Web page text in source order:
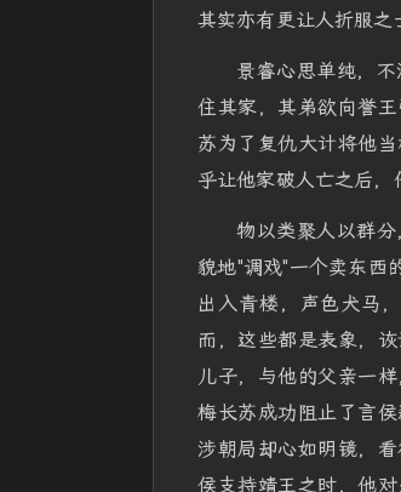
其实亦有更让人折服之
景睿心思单纯，
住其家，其弟欲向誉
苏为了复仇大计将他
乎让他家破人亡之后，
物以类聚人以群
貌地"调戏"一个卖东西
出入青楼，声色犬马
而，这些都是表象，
儿子，与他的父亲一
梅长苏成功阻止了言
涉朝局却心如明镜，
侯支持靖王之时，他